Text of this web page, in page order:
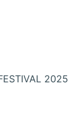
PROFILE
2025